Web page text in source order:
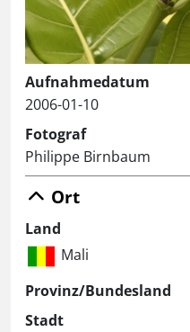
Aufnahmedatum
2006-01-10
Fotograf
Philippe Birnbaum
Ort
Land
Mali
Provinz/Bundesland
Stadt